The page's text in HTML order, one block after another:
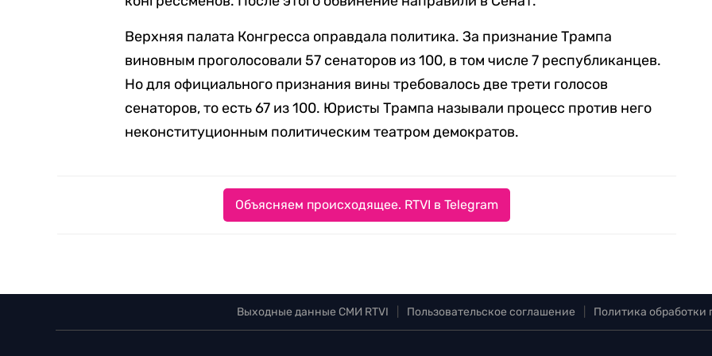
Верхняя палата Конгресса оправдала политика. За признание Трампа
виновным проголосовали 57 сенаторов из 100, в том числе 7 республиканцев.
Но для официального признания вины требовалось две трети голосов
сенаторов, то есть 67 из 100. Юристы Трампа называли процесс против него
неконституционным политическим театром демократов.
Объясняем происходящее. RTVI в Telegram
Выходные данные СМИ RTVI Пользовательское соглашение Политика